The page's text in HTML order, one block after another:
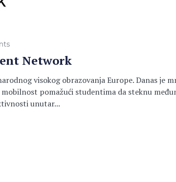
Network
visokog obrazovanja Europe. Danas je
pomažući studentima da steknu
unutar...